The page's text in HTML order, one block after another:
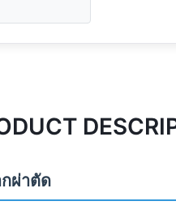
ผ่าตัด